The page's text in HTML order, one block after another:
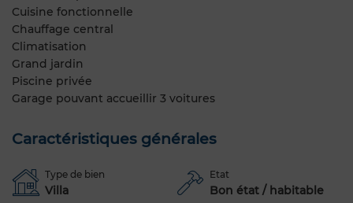
Cuisine fonctionnelle
Chauffage central
Climatisation
Grand jardin
Piscine privée
Garage pouvant accueillir 3 voitures
Caractéristiques générales
Type de bien
Villa
Etat
Bon état / habitable